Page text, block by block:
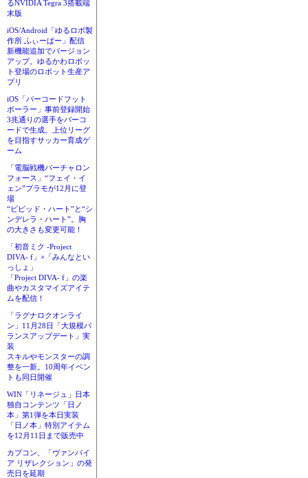
るNVIDIA Tegra 3搭載端
末版
iOS/Android「ゆるロボ製
作所 ふぃーばー」配信
新機能追加でバージョン
アップ。ゆるかわロボッ
ト登場のロボット生産ア
プリ
iOS「バーコードフット
ボーラー」事前登録開始
3兆通りの選手をバーコ
ードで生成。上位リーグ
を目指すサッカー育成ゲ
ーム
「電脳戦機バーチャロン
フォース」“フェイ・イ
ェン”プラモが12月に登
場
“ビビッド・ハート”と“シ
ンデレラ・ハート”。胸
の大きさも変更可能！
「初音ミク -Project
DIVA- f」×「みんなとい
っしょ」
「Project DIVA- f」の楽
曲やカスタマイズアイテ
ムを配信！
「ラグナロクオンライ
ン」11月28日「大規模バ
ランスアップデート」実
装
スキルやモンスターの調
整を一新。10周年イベン
トも同日開催
WIN「リネージュ」日本
独自コンテンツ「日ノ
本」第1弾を本日実装
「日ノ本」特別アイテム
を12月11日まで販売中
カプコン、「ヴァンパイ
ア リザレクション」の発
売日を延期